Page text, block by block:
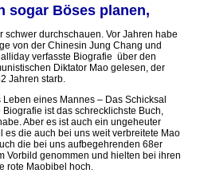
sogar Böses planen,
schwer durchschauen. Vor Jahren habe
von der Chinesin Jung Chang und
verfasste Biografie über den
Diktator Mao gelesen, der
Jahren starb.
Leben eines Mannes – Das Schicksal
ist das schrecklichste Buch,
Aber es ist auch ein ungeheuter
es die auch bei uns weit verbreitete Mao
die bei uns aufbegehrenden 68er
Vorbild genommen und hielten bei ihren
rote Maobibel hoch.